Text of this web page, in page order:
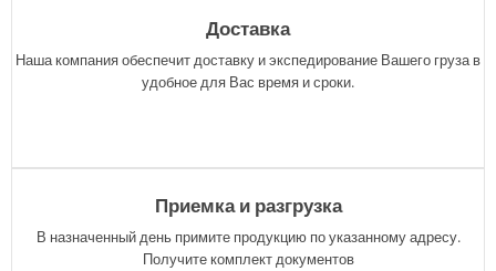
Доставка
Наша компания обеспечит доставку и экспедирование Вашего груза в
удобное для Вас время и сроки.
Приемка и разгрузка
В назначенный день примите продукцию по указанному адресу.
Получите комплект документов